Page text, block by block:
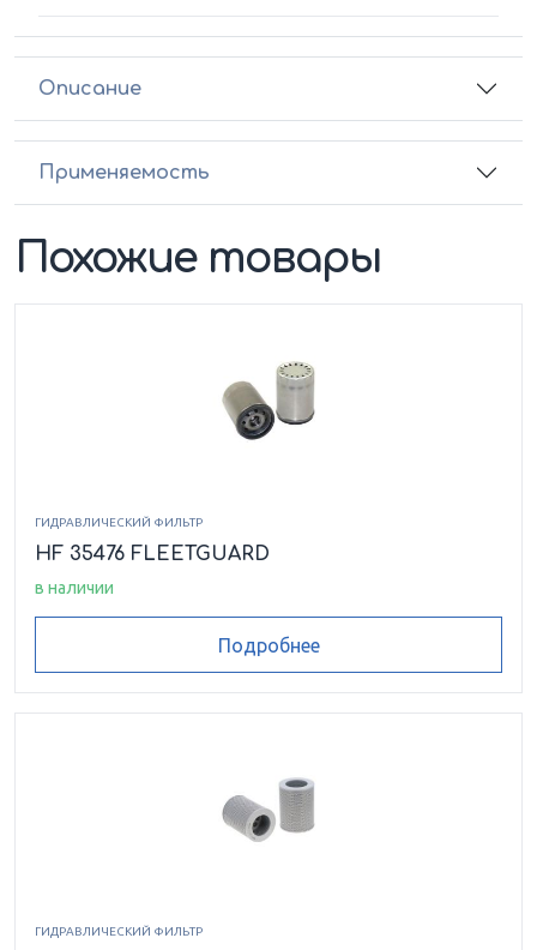
Описание
Применяемость
Похожие товары
ГИДРАВЛИЧЕСКИЙ ФИЛЬТР
HF 35476 FLEETGUARD
в наличии
Подробнее
ГИДРАВЛИЧЕСКИЙ ФИЛЬТР